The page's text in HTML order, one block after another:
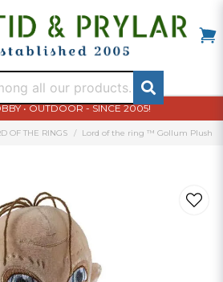
• OUTDOOR - SINCE 2005!
OF THE RINGS Lord of the ring ™ Gollum Plush